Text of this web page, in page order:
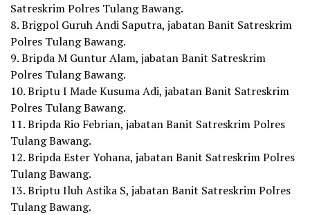
Satreskrim Polres Tulang Bawang.
8. Brigpol Guruh Andi Saputra, jabatan Banit Satreskrim
Polres Tulang Bawang.
9. Bripda M Guntur Alam, jabatan Banit Satreskrim
Polres Tulang Bawang.
10. Briptu I Made Kusuma Adi, jabatan Banit Satreskrim
Polres Tulang Bawang.
11. Bripda Rio Febrian, jabatan Banit Satreskrim Polres
Tulang Bawang.
12. Bripda Ester Yohana, jabatan Banit Satreskrim Polres
Tulang Bawang.
13. Briptu Iluh Astika S, jabatan Banit Satreskrim Polres
Tulang Bawang.